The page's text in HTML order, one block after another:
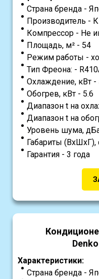
Страна бренда -
Производитель -
Компрессор - Не
Площадь, м² - 54
Режим работы -
Тип Фреона: -
Охлаждение, кВт -
Обогрев, кВт - 5.6
Диапазон t на
Диапазон t на
Уровень шума,
Габариты (ВхШхГ),
Гарантия - 3 года
Характеристики:
Страна бренда -